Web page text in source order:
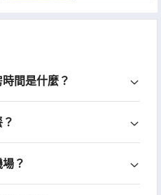
間是什麼？
？